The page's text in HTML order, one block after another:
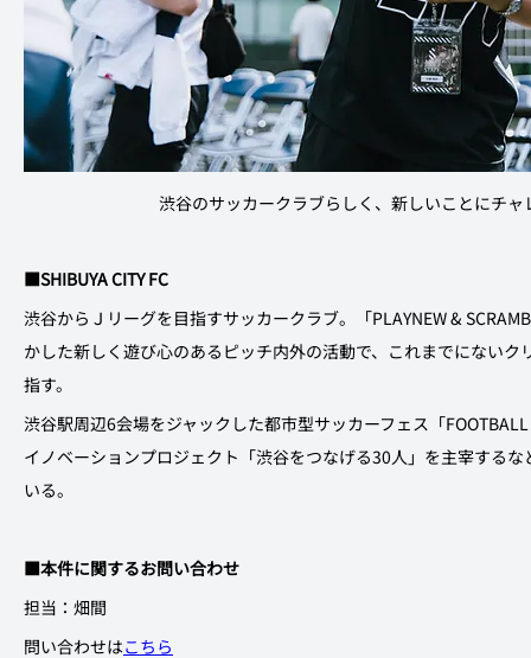
渋谷のサッカークラブらしく、新しいことにチ
■SHIBUYA CITY FC
渋谷からＪリーグを目指すサッカークラブ。「PLAYNEW &
かした新しく遊び心のあるピッチ内外の活動で、これまでにない
指す。
渋谷駅周辺6会場をジャックした都市型サッカーフェス「
イノベーションプロジェクト「渋谷をつなげる30人」を主宰する
いる。
■本件に関するお問い合わせ
担当：畑間
問い合わせはこちら